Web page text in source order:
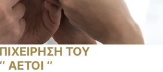
ΤΟΥ
‘’